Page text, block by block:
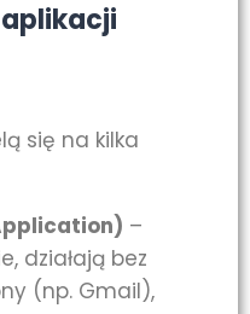
się na kilka
–
działają bez
(np. Gmail),